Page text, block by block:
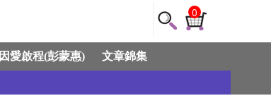
0
因愛啟程(彭蒙惠) 文章錦集